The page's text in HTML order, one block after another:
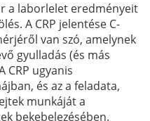
a laborlelet eredményeit
A CRP jelentése C-
van szó, amelynek
gyulladás (és más
CRP ugyanis
és az a feladata,
munkáját a
bekebelezésében.